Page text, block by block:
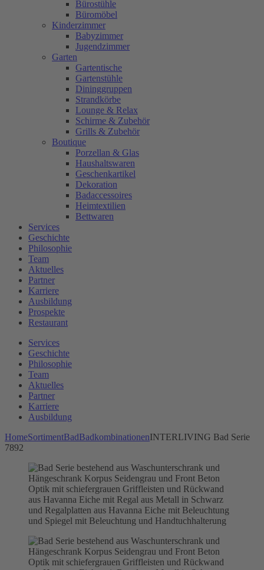
Bürostühle
Büromöbel
Kinderzimmer
Babyzimmer
Jugendzimmer
Garten
Gartentische
Gartenstühle
Dininggruppen
Strandkörbe
Lounge & Relax
Schirme & Zubehör
Grills & Zubehör
Boutique
Porzellan & Glas
Haushaltswaren
Geschenkartikel
Dekoration
Badaccessoires
Heimtextilien
Bettwaren
Services
Geschichte
Philosophie
Team
Aktuelles
Partner
Karriere
Ausbildung
Prospekte
Restaurant
Services
Geschichte
Philosophie
Team
Aktuelles
Partner
Karriere
Ausbildung
HomeSortimentBadBadkombinationenINTERLIVING Bad Serie
7892